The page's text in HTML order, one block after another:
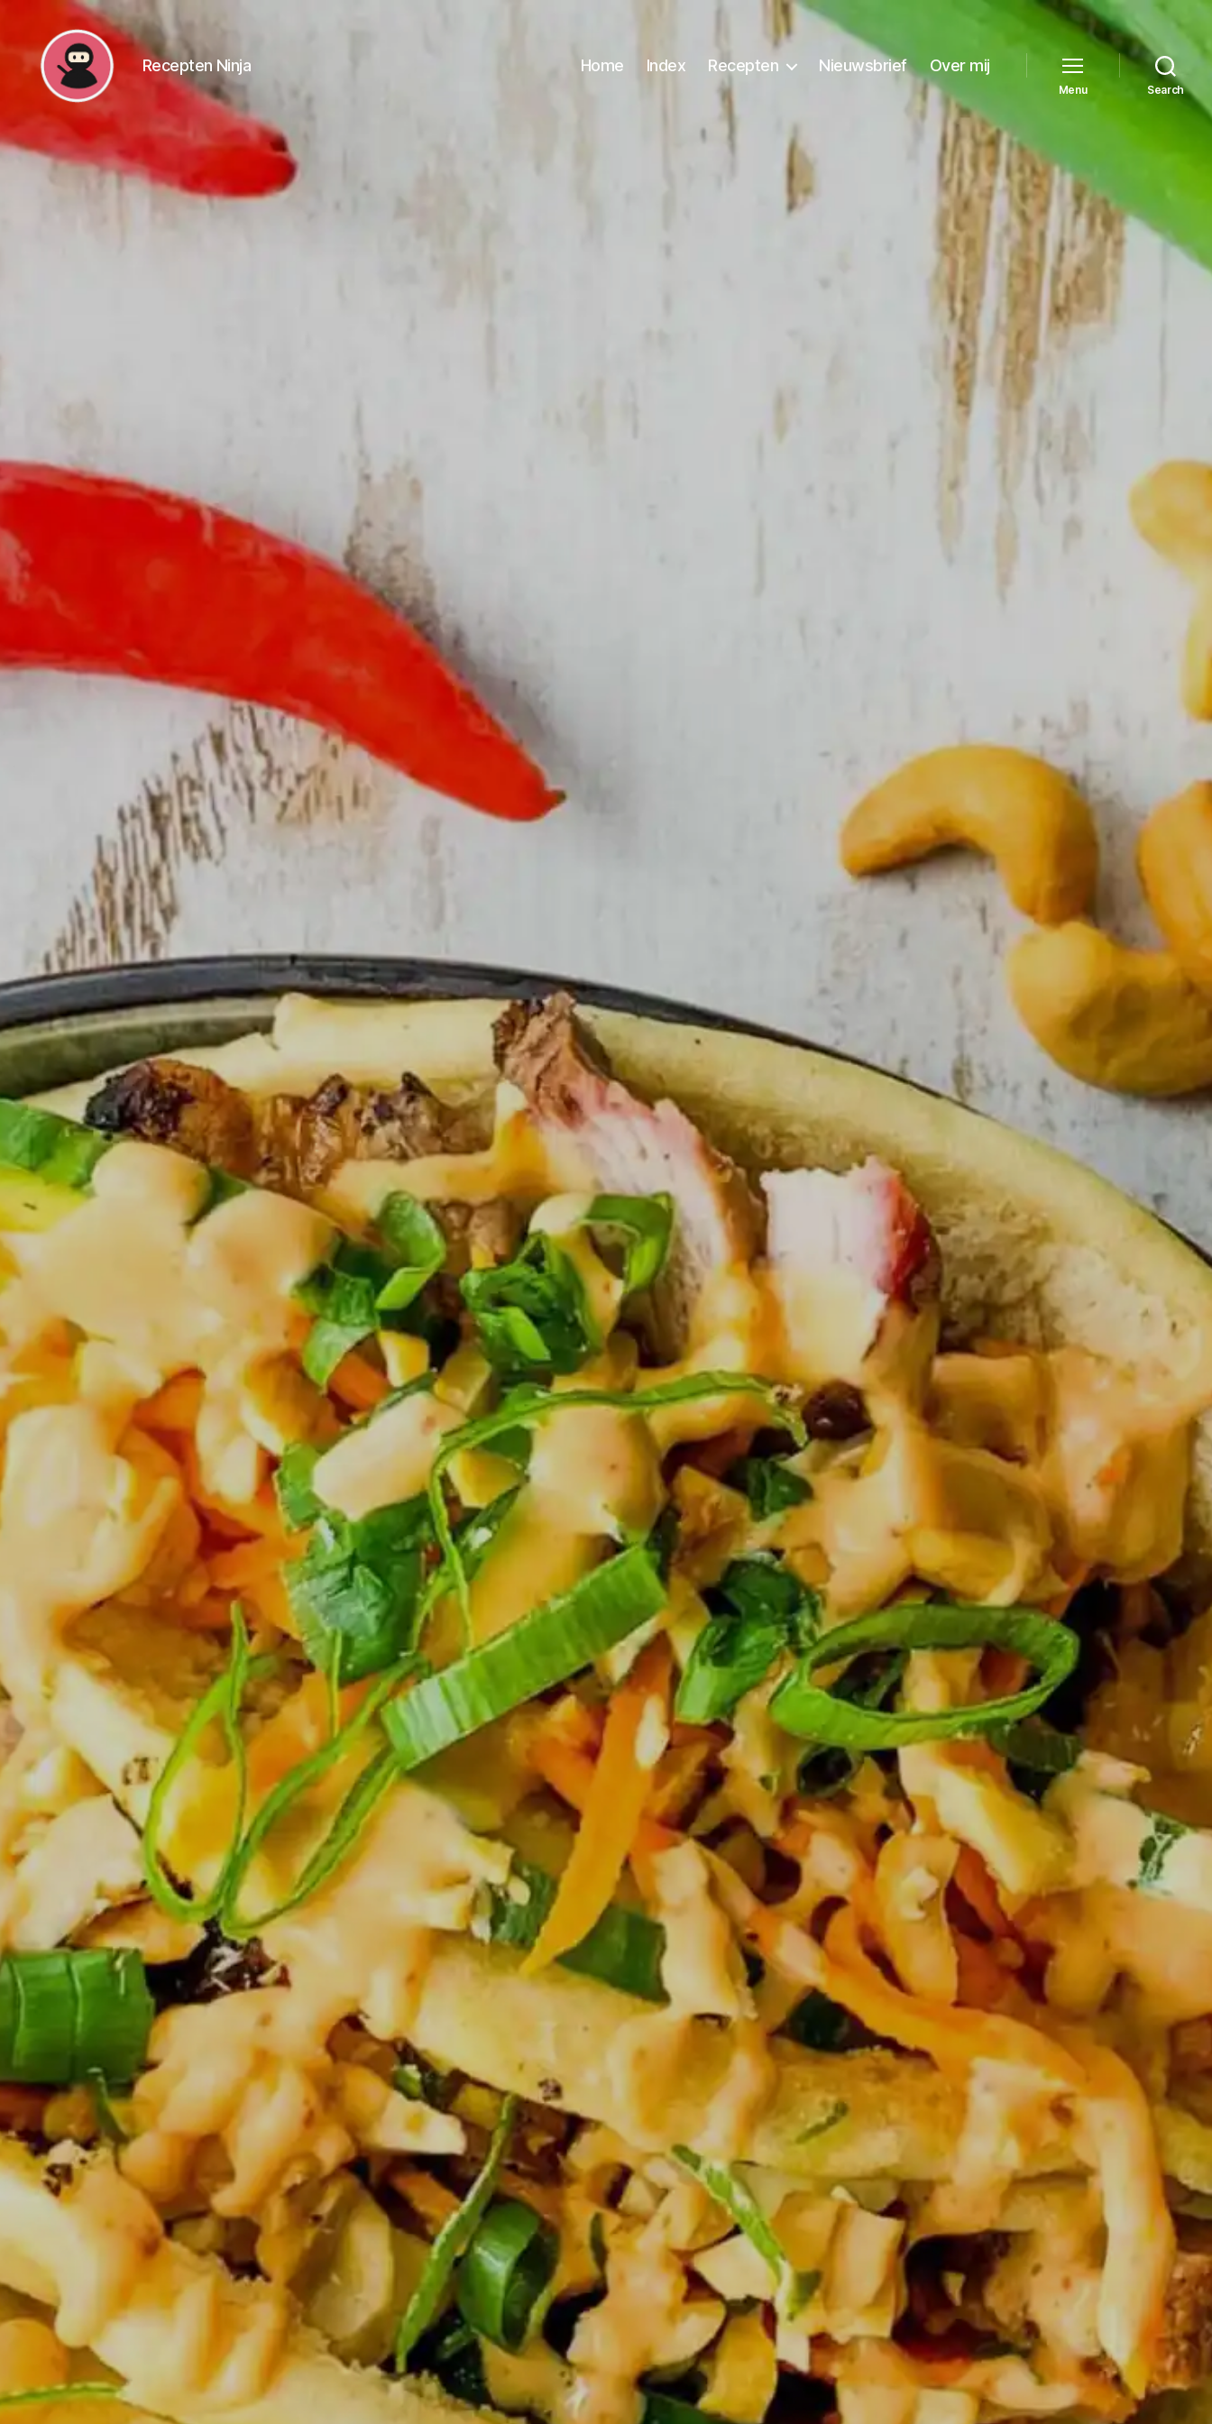
Recepten
Ninja
Recepten Ninja Home Index Recepten Nieuwsbrief Over mij
Menu Search